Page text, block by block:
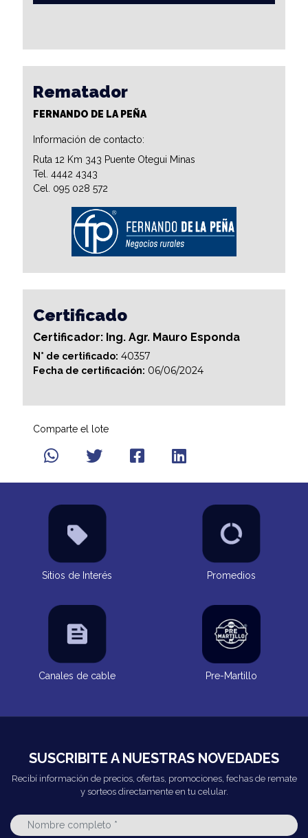
Rematador
FERNANDO DE LA PEÑA
Información de contacto:
Ruta 12 Km 343 Puente Otegui Minas
Tel. 4442 4343
Cel. 095 028 572
Certificado
Certificador: Ing. Agr. Mauro Esponda
N° de certificado: 40357
Fecha de certificación: 06/06/2024
Comparte el lote
Sitios de Interés Promedios
Canales de cable Pre-Martillo
SUSCRIBITE A NUESTRAS NOVEDADES
Recibí información de precios, ofertas, promociones, fechas de remate
y sorteos directamente en tu celular.